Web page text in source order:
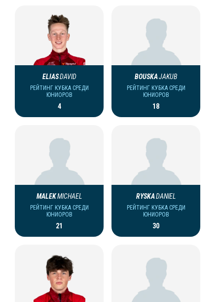
ELIASDAVID
РЕЙТИНГ КУБКА СРЕДИ
ЮНИОРОВ
4
BOUSKAJAKUB
РЕЙТИНГ КУБКА СРЕДИ
ЮНИОРОВ
18
MALEKMICHAEL
РЕЙТИНГ КУБКА СРЕДИ
ЮНИОРОВ
21
RYSKADANIEL
РЕЙТИНГ КУБКА СРЕДИ
ЮНИОРОВ
30